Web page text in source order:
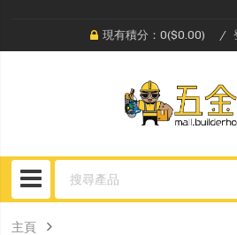
現有積分：0($0.00)
主頁